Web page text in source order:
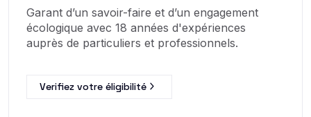
Garant d’un savoir-faire et d’un engagement
écologique avec 18 années d'expériences
auprès de particuliers et professionnels.
Verifiez votre éligibilité